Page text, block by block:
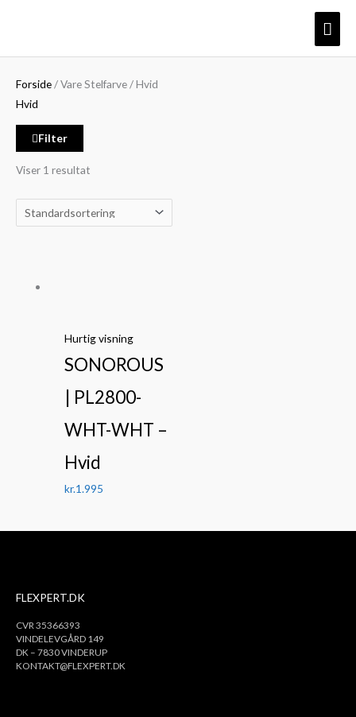
Forside/ Vare Stelfarve / Hvid
Hvid
Filter
Viser 1 resultat
Hurtig visning
SONOROUS
| PL2800-
WHT-WHT –
Hvid
kr.1.995
FLEXPERT.DK
CVR 35366393
VINDELEVGÅRD 149
DK – 7830 VINDERUP
KONTAKT@FLEXPERT.DK